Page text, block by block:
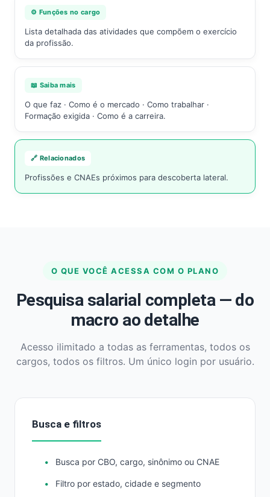
⚙️ Funções no cargo
Lista detalhada das atividades que compõem o exercício
da profissão.
📖 Saiba mais
O que faz · Como é o mercado · Como trabalhar ·
Formação exigida · Como é a carreira.
🔗 Relacionados
Profissões e CNAEs próximos para descoberta lateral.
O QUE VOCÊ ACESSA COM O PLANO
Pesquisa salarial completa — do
macro ao detalhe
Acesso ilimitado a todas as ferramentas, todos os
cargos, todos os filtros. Um único login por usuário.
Busca e filtros
Busca por CBO, cargo, sinônimo ou CNAE
Filtro por estado, cidade e segmento